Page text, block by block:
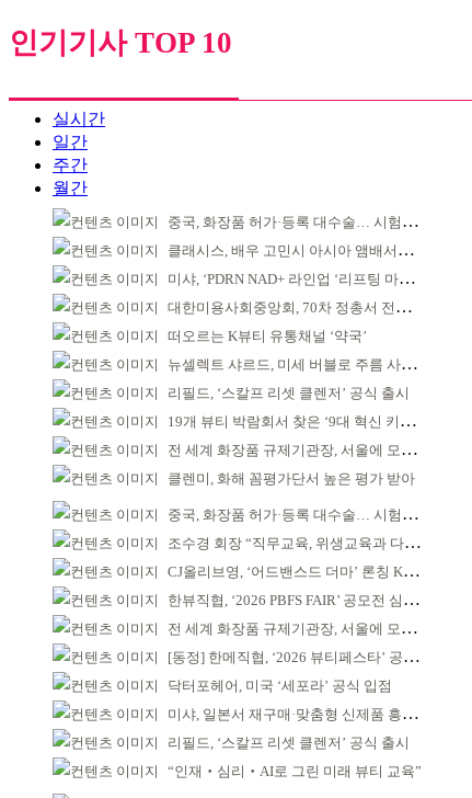
인기기사 TOP 10
실시간
일간
주간
월간
중국, 화장품 허가·등록 대수술… 시험자료 공용 허용
클래시스, 배우 고민시 아시아 앰배서더로 선정
미샤, ‘PDRN NAD+ 라인업 ‘리프팅 마스크’ 출시
대한미용사회중앙회, 70차 정총서 전국 회원 단결 다짐
떠오르는 K뷰티 유통채널 ‘약국’
뉴셀렉트 샤르드, 미세 버블로 주름 사이 공략
리필드, ‘스칼프 리셋 클렌저’ 공식 출시
19개 뷰티 박람회서 찾은 ‘9대 혁신 키워드’
전 세계 화장품 규제기관장, 서울에 모인다
클렌미, 화해 꼼평가단서 높은 평가 받아
중국, 화장품 허가·등록 대수술… 시험자료 공용 허용
조수경 회장 “직무교육, 위생교육과 다르다”
CJ올리브영, ‘어드밴스드 더마’ 론칭 K더마 육성 박차
한뷰직협, ‘2026 PBFS FAIR’ 공모전 심사 성료
전 세계 화장품 규제기관장, 서울에 모인다
[동정] 한메직협, ‘2026 뷰티페스타’ 공동 주최
닥터포헤어, 미국 ‘세포라’ 공식 입점
미샤, 일본서 재구매·맞춤형 신제품 흥행 ‘쌍끌이’
리필드, ‘스칼프 리셋 클렌저’ 공식 출시
“인재‧심리‧AI로 그린 미래 뷰티 교육”